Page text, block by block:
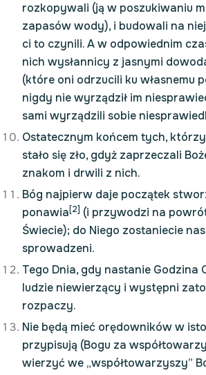
rozkopywali (ją w poszukiwaniu
zapasów wody), i budowali na
ci to czynili. A w odpowiednim
nich wysłannicy z jasnymi
(które oni odrzucili ku własnemu
nigdy nie wyrządził im
sami wyrządzili sobie
Ostatecznym końcem tych, którzy
stało się zło, gdyż zaprzeczali
znakom i drwili z nich.
Bóg najpierw daje początek
ponawia[2] (i przywodzi na
Świecie); do Niego zostaniecie
sprowadzeni.
Tego Dnia, gdy nastanie Godzina
ludzie niewierzący i występni
rozpaczy.
Nie będą mieć orędowników w
przypisują (Bogu za
wierzyć we „współtowarzyszy”